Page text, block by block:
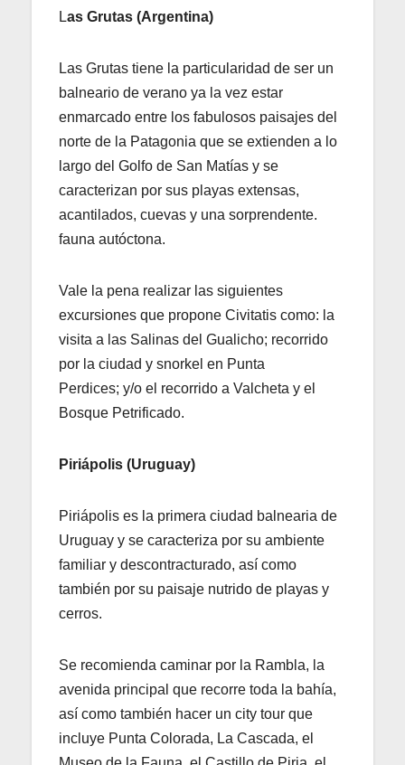
Las Grutas (Argentina)
Las Grutas tiene la particularidad de ser un
balneario de verano ya la vez estar
enmarcado entre los fabulosos paisajes del
norte de la Patagonia que se extienden a lo
largo del Golfo de San Matías y se
caracterizan por sus playas extensas,
acantilados, cuevas y una sorprendente.
fauna autóctona.
Vale la pena realizar las siguientes
excursiones que propone Civitatis como: la
visita a las Salinas del Gualicho; recorrido
por la ciudad y snorkel en Punta
Perdices; y/o el recorrido a Valcheta y el
Bosque Petrificado.
Piriápolis (Uruguay)
Piriápolis es la primera ciudad balnearia de
Uruguay y se caracteriza por su ambiente
familiar y descontracturado, así como
también por su paisaje nutrido de playas y
cerros.
Se recomienda caminar por la Rambla, la
avenida principal que recorre toda la bahía,
así como también hacer un city tour que
incluye Punta Colorada, La Cascada, el